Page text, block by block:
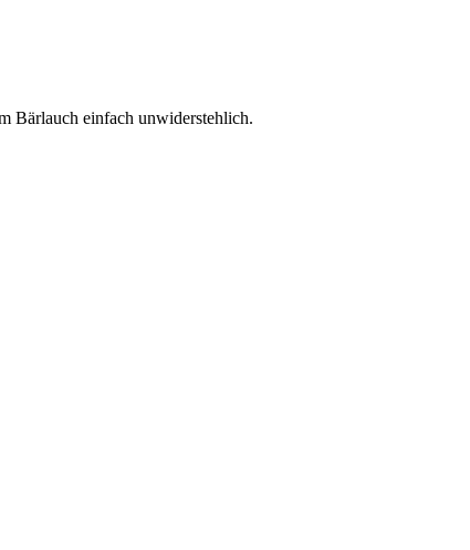
Bärlauch einfach unwiderstehlich.